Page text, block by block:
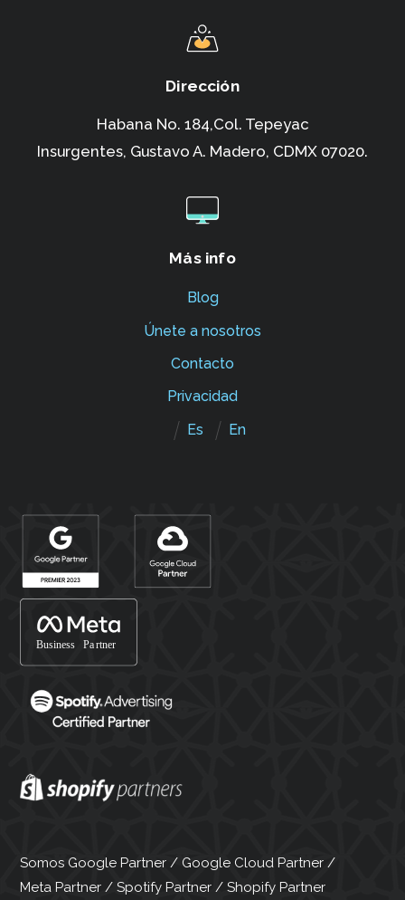
Dirección
Habana No. 184,Col. Tepeyac
Insurgentes, Gustavo A. Madero, CDMX 07020.
Más info
Blog
Únete a nosotros
Contacto
Privacidad
Es
En
Somos Google Partner / Google Cloud Partner /
Meta Partner / Spotify Partner / Shopify Partner